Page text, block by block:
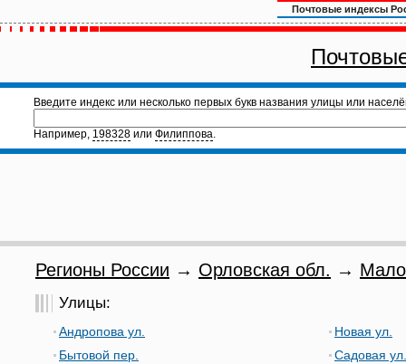
Почтовые индексы
Введите индекс или несколько первых букв названия улицы или
Например, 198328 или Филиппова.
Регионы России → Орловская обл. →
Улицы:
Андропова ул.
Бытовой пер.
Новая ул.
Садовая ул.